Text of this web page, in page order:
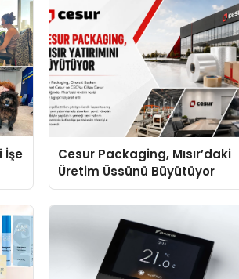
İşe
Cesur Packaging, Mısır’daki
Üretim Üssünü Büyütüyor